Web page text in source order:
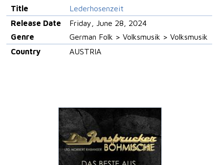
Title
Lederhosenzeit
Release Date
Friday, June 28, 2024
Genre
German Folk > Volksmusik > Volksmusik
Country
AUSTRIA